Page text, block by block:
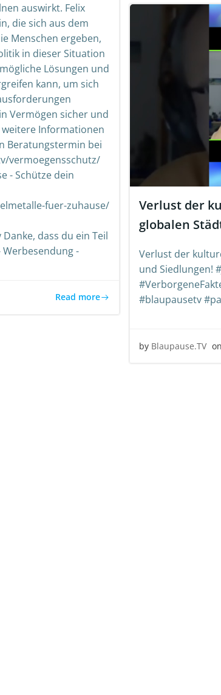
auswirkt. Felix
die sich aus dem
Menschen ergeben,
in dieser Situation
Lösungen und
kann, um sich
Vermögen sicher und
weitere Informationen
Beratungstermin bei
vermoegensschutz/
- Schütze dein
fuer-zuhause/
dass du ein Teil
Werbesendung -
Read more
Verlust der
globalen
Verlust der
und Siedlungen!
#blaupausetv
by Blaupause.TV on